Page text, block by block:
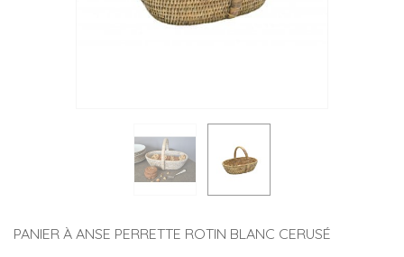
PANIER À ANSE PERRETTE ROTIN BLANC CERUSÉ